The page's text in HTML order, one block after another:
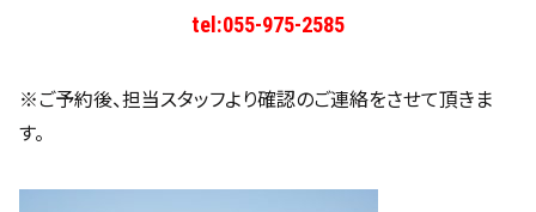
tel:055-975-2585
※ご予約後、担当スタッフより確認のご連絡をさせて頂きま
す。